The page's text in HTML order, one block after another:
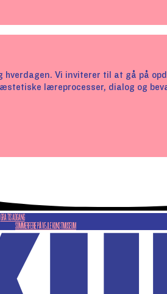
Vi inviterer til at gå på
læreprocesser, dialog og
GRATIS ADGANG
SOMMERFERIE PÅ VEJLE KUNSTMUSEUM